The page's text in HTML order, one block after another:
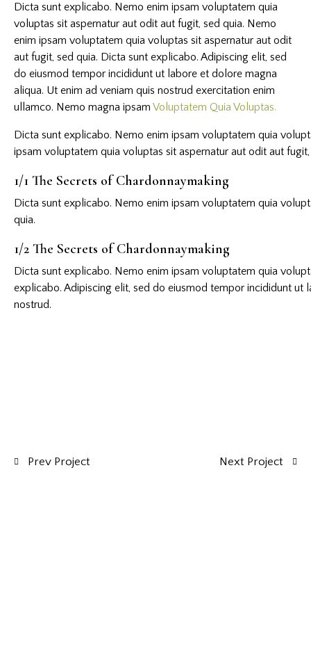
Dicta sunt explicabo. Nemo enim ipsam voluptatem quia
voluptas sit aspernatur aut odit aut fugit, sed quia. Nemo
enim ipsam voluptatem quia voluptas sit aspernatur aut odit
aut fugit, sed quia. Dicta sunt explicabo. Adipiscing elit, sed
do eiusmod tempor incididunt ut labore et dolore magna
aliqua. Ut enim ad veniam quis nostrud exercitation enim
ullamco. Nemo magna ipsam Voluptatem Quia Voluptas.
Dicta sunt explicabo. Nemo enim ipsam voluptatem quia
ipsam voluptatem quia voluptas sit aspernatur aut odit aut fugit,
1/1 The Secrets of Chardonnaymaking
Dicta sunt explicabo. Nemo enim ipsam voluptatem quia
quia.
1/2 The Secrets of Chardonnaymaking
Dicta sunt explicabo. Nemo enim ipsam voluptatem quia
explicabo. Adipiscing elit, sed do eiusmod tempor incididunt ut
nostrud.
Prev Project Next Project